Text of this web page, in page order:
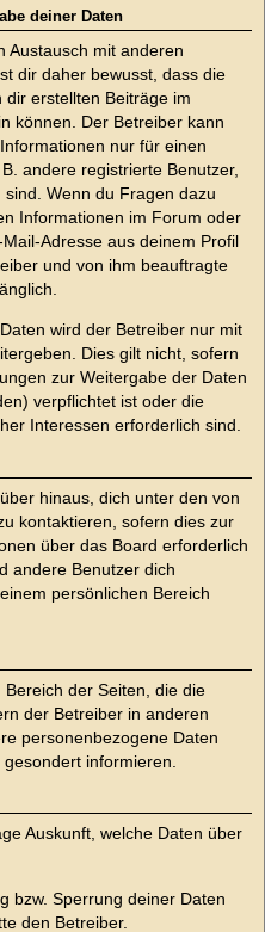
deiner Daten
Austausch mit anderen
dir daher bewusst, dass die
dir erstellten Beiträge im
können. Der Betreiber kann
nur für einen
andere registrierte Benutzer,
Wenn du Fragen dazu
Informationen im Forum oder
Adresse aus deinem Profil
und von ihm beauftragte
wird der Betreiber nur mit
Dies gilt nicht, sofern
zur Weitergabe der Daten
verpflichtet ist oder die
Interessen erforderlich sind.
hinaus, dich unter den von
kontaktieren, sofern dies zur
über das Board erforderlich
andere Benutzer dich
persönlichen Bereich
der Seiten, die die
der Betreiber in anderen
personenbezogene Daten
informieren.
Auskunft, welche Daten über
bzw. Sperrung deiner Daten
den Betreiber.